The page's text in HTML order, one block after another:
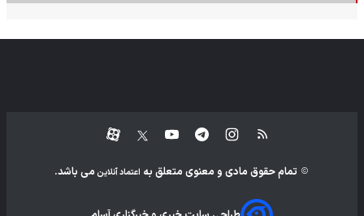
تمام حقوق مادی و معنوی متعلق به اعتماد آنلاین می باشد.